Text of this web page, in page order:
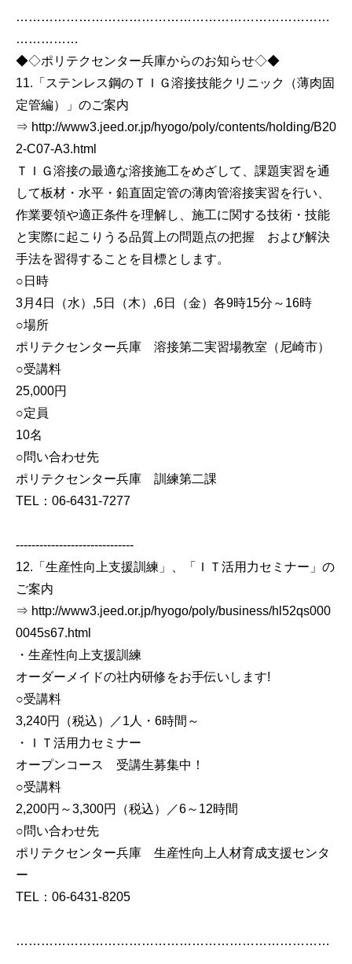
…………………………………………………………………
……………
◆◇ポリテクセンター兵庫からのお知らせ◇◆
11.「ステンレス鋼のＴＩＧ溶接技能クリニック（薄肉固
定管編）」のご案内
⇒ http://www3.jeed.or.jp/hyogo/poly/contents/holding/B20
2-C07-A3.html
ＴＩＧ溶接の最適な溶接施工をめざして、課題実習を通
して板材・水平・鉛直固定管の薄肉管溶接実習を行い、
作業要領や適正条件を理解し、施工に関する技術・技能
と実際に起こりうる品質上の問題点の把握 および解決
手法を習得することを目標とします。
○日時
3月4日（水）,5日（木）,6日（金）各9時15分～16時
○場所
ポリテクセンター兵庫 溶接第二実習場教室（尼崎市）
○受講料
25,000円
○定員
10名
○問い合わせ先
ポリテクセンター兵庫 訓練第二課
TEL：06-6431-7277
------------------------------
12.「生産性向上支援訓練」、「ＩＴ活用力セミナー」の
ご案内
⇒ http://www3.jeed.or.jp/hyogo/poly/business/hl52qs000
0045s67.html
・生産性向上支援訓練
オーダーメイドの社内研修をお手伝いします!
○受講料
3,240円（税込）／1人・6時間～
・ＩＴ活用力セミナー
オープンコース 受講生募集中！
○受講料
2,200円～3,300円（税込）／6～12時間
○問い合わせ先
ポリテクセンター兵庫 生産性向上人材育成支援センタ
ー
TEL：06-6431-8205
…………………………………………………………………